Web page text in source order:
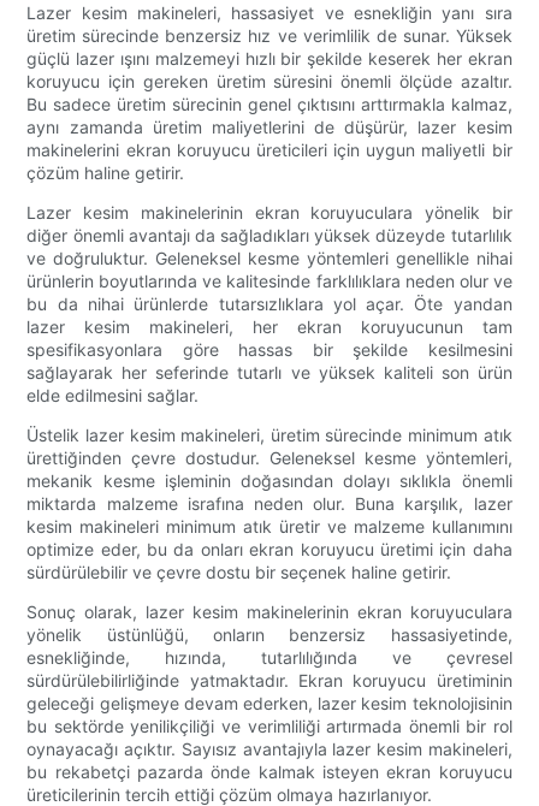
Lazer kesim makineleri, hassasiyet ve esnekliğin yanı sıra
üretim sürecinde benzersiz hız ve verimlilik de sunar. Yüksek
güçlü lazer ışını malzemeyi hızlı bir şekilde keserek her ekran
koruyucu için gereken üretim süresini önemli ölçüde azaltır.
Bu sadece üretim sürecinin genel çıktısını arttırmakla kalmaz,
aynı zamanda üretim maliyetlerini de düşürür, lazer kesim
makinelerini ekran koruyucu üreticileri için uygun maliyetli bir
çözüm haline getirir.
Lazer kesim makinelerinin ekran koruyuculara yönelik bir
diğer önemli avantajı da sağladıkları yüksek düzeyde tutarlılık
ve doğruluktur. Geleneksel kesme yöntemleri genellikle nihai
ürünlerin boyutlarında ve kalitesinde farklılıklara neden olur ve
bu da nihai ürünlerde tutarsızlıklara yol açar. Öte yandan
lazer kesim makineleri, her ekran koruyucunun tam
spesifikasyonlara göre hassas bir şekilde kesilmesini
sağlayarak her seferinde tutarlı ve yüksek kaliteli son ürün
elde edilmesini sağlar.
Üstelik lazer kesim makineleri, üretim sürecinde minimum atık
ürettiğinden çevre dostudur. Geleneksel kesme yöntemleri,
mekanik kesme işleminin doğasından dolayı sıklıkla önemli
miktarda malzeme israfına neden olur. Buna karşılık, lazer
kesim makineleri minimum atık üretir ve malzeme kullanımını
optimize eder, bu da onları ekran koruyucu üretimi için daha
sürdürülebilir ve çevre dostu bir seçenek haline getirir.
Sonuç olarak, lazer kesim makinelerinin ekran koruyuculara
yönelik üstünlüğü, onların benzersiz hassasiyetinde,
esnekliğinde, hızında, tutarlılığında ve çevresel
sürdürülebilirliğinde yatmaktadır. Ekran koruyucu üretiminin
geleceği gelişmeye devam ederken, lazer kesim teknolojisinin
bu sektörde yenilikçiliği ve verimliliği artırmada önemli bir rol
oynayacağı açıktır. Sayısız avantajıyla lazer kesim makineleri,
bu rekabetçi pazarda önde kalmak isteyen ekran koruyucu
üreticilerinin tercih ettiği çözüm olmaya hazırlanıyor.